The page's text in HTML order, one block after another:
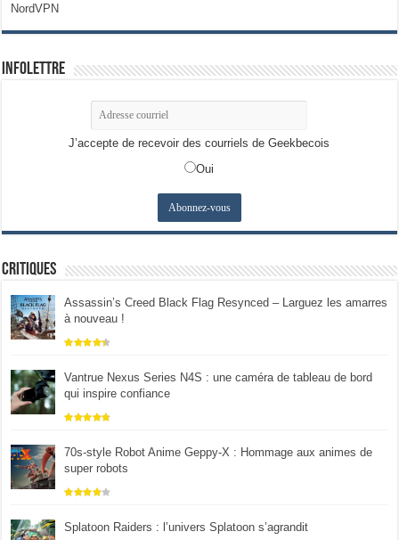
NordVPN
Infolettre
J’accepte de recevoir des courriels de Geekbecois
Oui
Critiques
Assassin’s Creed Black Flag Resynced – Larguez les amarres
à nouveau !
Vantrue Nexus Series N4S : une caméra de tableau de bord
qui inspire confiance
70s-style Robot Anime Geppy-X : Hommage aux animes de
super robots
Splatoon Raiders : l’univers Splatoon s’agrandit